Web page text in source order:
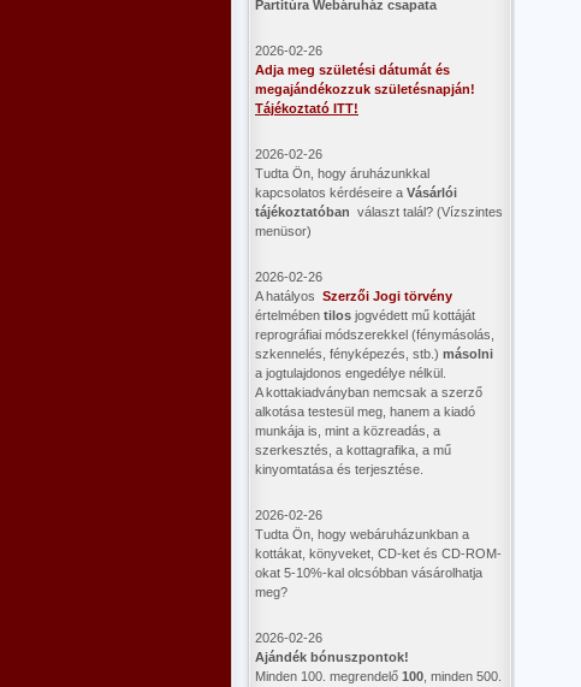
Partitúra Webáruház csapata
2026-02-26
Adja meg születési dátumát és
megajándékozzuk születésnapján!
Tájékoztató ITT!
2026-02-26
Tudta Ön, hogy áruházunkkal
kapcsolatos kérdéseire a Vásárlói
tájékoztatóban választ talál? (Vízszintes
menüsor)
2026-02-26
A hatályos Szerzői Jogi törvény
értelmében tilos jogvédett mű kottáját
reprográfiai módszerekkel (fénymásolás,
szkennelés, fényképezés, stb.) másolni
a jogtulajdonos engedélye nélkül.
A kottakiadványban nemcsak a szerző
alkotása testesül meg, hanem a kiadó
munkája is, mint a közreadás, a
szerkesztés, a kottagrafika, a mű
kinyomtatása és terjesztése.
2026-02-26
Tudta Ön, hogy webáruházunkban a
kottákat, könyveket, CD-ket és CD-ROM-
okat 5-10%-kal olcsóbban vásárolhatja
meg?
2026-02-26
Ajándék bónuszpontok!
Minden 100. megrendelő 100 , minden 500.